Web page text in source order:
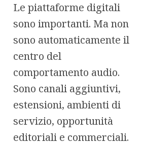
Le piattaforme digitali
sono importanti. Ma non
sono automaticamente il
centro del
comportamento audio.
Sono canali aggiuntivi,
estensioni, ambienti di
servizio, opportunità
editoriali e commerciali.